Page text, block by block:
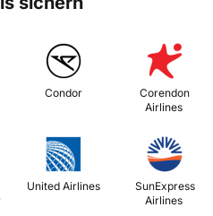
Condor
Corendon
Airlines
United Airlines
Airlines